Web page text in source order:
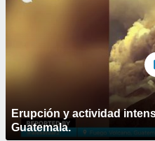
Erupción y actividad
Guatemala.